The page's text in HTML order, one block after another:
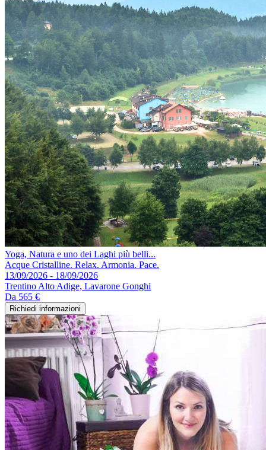
Yoga, Natura e uno dei Laghi più belli...
Acque Cristalline. Relax. Armonia. Pace.
13/09/2026 - 18/09/2026
Trentino Alto Adige, Lavarone Gonghi
Da 565 €
Richiedi informazioni